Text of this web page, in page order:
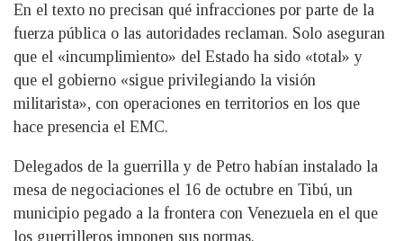
En el texto no precisan qué infracciones por parte de la
fuerza pública o las autoridades reclaman. Solo aseguran
que el «incumplimiento» del Estado ha sido «total» y
que el gobierno «sigue privilegiando la visión
militarista», con operaciones en territorios en los que
hace presencia el EMC.
Delegados de la guerrilla y de Petro habían instalado la
mesa de negociaciones el 16 de octubre en Tibú, un
municipio pegado a la frontera con Venezuela en el que
los guerrilleros imponen sus normas.